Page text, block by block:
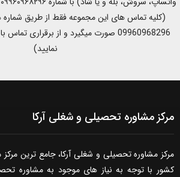
09960968296 صورت میگیرد و از برقراری
نمایید)
مرکز مشاوره تحصیلی و شغلی آرکا
مرکز مشاوره تحصیلی و شغلی آرکا، جامع ترین
کشور با توجه به نیاز های موجود به مشاوره